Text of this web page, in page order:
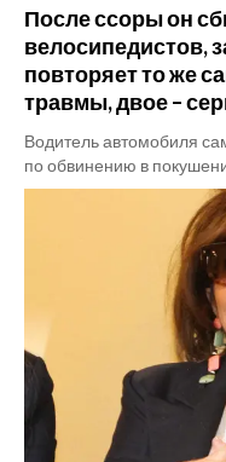
После ссоры он
велосипедистов,
повторяет то же
травмы, двое –
Водитель автомобиля
по обвинению в